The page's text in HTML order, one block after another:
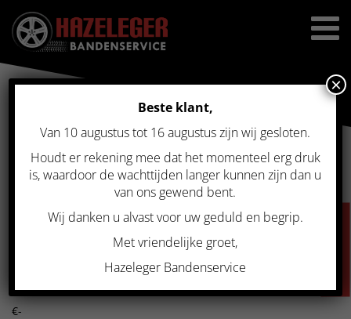
Home>Gebruikte velgen >Originele velgenset Toyota RAV-4 17
ORIGINELE VELGENSET
TOYOTA RAV-4 17 INCH
5×114.3 WINTER
Prijs
€-
Beste klant,
Van 10 augustus tot 16 augustus zijn wij gesloten.
Houdt er rekening mee dat het momenteel erg druk
is, waardoor de wachttijden langer kunnen zijn dan u
van ons gewend bent.
Wij danken u alvast voor uw geduld en begrip.
Met vriendelijke groet,
Hazeleger Bandenservice
×